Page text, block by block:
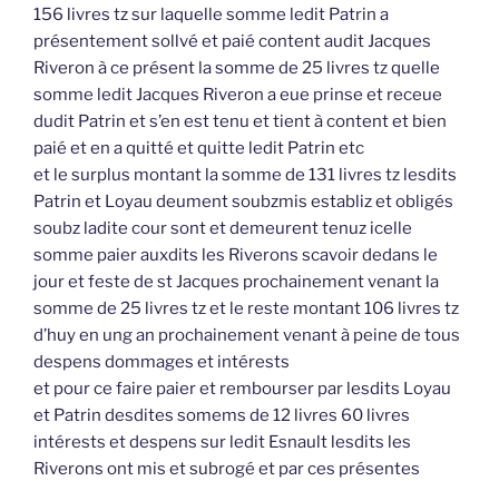
156 livres tz sur laquelle somme ledit Patrin a
présentement sollvé et paié content audit Jacques
Riveron à ce présent la somme de 25 livres tz quelle
somme ledit Jacques Riveron a eue prinse et receue
dudit Patrin et s’en est tenu et tient à content et bien
paié et en a quitté et quitte ledit Patrin etc
et le surplus montant la somme de 131 livres tz lesdits
Patrin et Loyau deument soubzmis establiz et obligés
soubz ladite cour sont et demeurent tenuz icelle
somme paier auxdits les Riverons scavoir dedans le
jour et feste de st Jacques prochainement venant la
somme de 25 livres tz et le reste montant 106 livres tz
d’huy en ung an prochainement venant à peine de tous
despens dommages et intérests
et pour ce faire paier et rembourser par lesdits Loyau
et Patrin desdites somems de 12 livres 60 livres
intérests et despens sur ledit Esnault lesdits les
Riverons ont mis et subrogé et par ces présentes